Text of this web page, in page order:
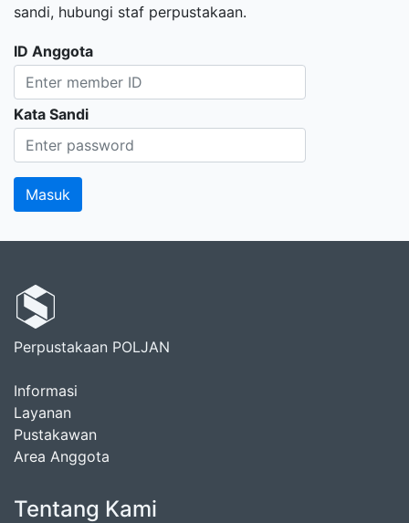
sandi, hubungi staf perpustakaan.
ID Anggota
Kata Sandi
Perpustakaan POLJAN
Informasi
Layanan
Pustakawan
Area Anggota
Tentang Kami